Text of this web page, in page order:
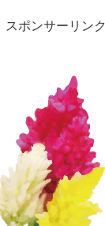
スポンサーリンク